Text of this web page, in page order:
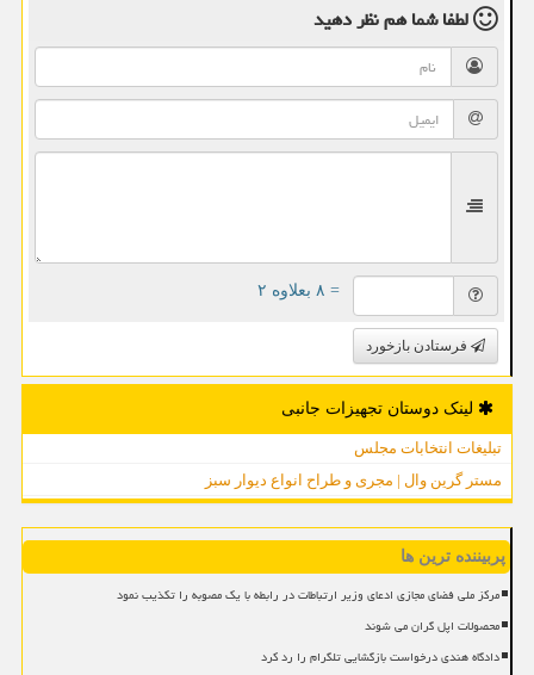
لطفا شما همنظر دهید
= ۸ بعلاوه ۲
فرستادن بازخورد
لینک دوستان تجهیزات جانبی
تبلیغات انتخابات مجلس
مستر گرین وال | مجری و طراح انواع دیوار سبز
پربیننده ترین ها
مرکز ملی فضای مجازی ادعای وزیر ارتباطات در رابطه با یک مصوبه را تکذیب نمود
محصولات اپل گران می شوند
دادگاه هندی درخواست بازگشایی تلگرام را رد کرد